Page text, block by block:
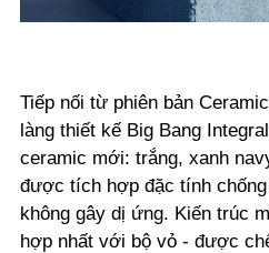
Tiếp nối từ phiên bản
làng thiết kế Big Bang
ceramic mới: trắng, xanh
được tích hợp đặc tính
không gây dị ứng. Kiến trúc
hợp nhất với bộ vỏ - được